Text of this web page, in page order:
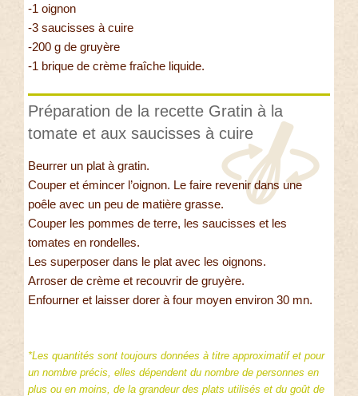
-1 oignon
-3 saucisses à cuire
-200 g de gruyère
-1 brique de crème fraîche liquide.
Préparation de la recette Gratin à la
tomate et aux saucisses à cuire
Beurrer un plat à gratin.
Couper et émincer l’oignon. Le faire revenir dans une
poêle avec un peu de matière grasse.
Couper les pommes de terre, les saucisses et les
tomates en rondelles.
Les superposer dans le plat avec les oignons.
Arroser de crème et recouvrir de gruyère.
Enfourner et laisser dorer à four moyen environ 30 mn.
*Les quantités sont toujours données à titre approximatif et pour
un nombre précis, elles dépendent du nombre de personnes en
plus ou en moins, de la grandeur des plats utilisés et du goût de